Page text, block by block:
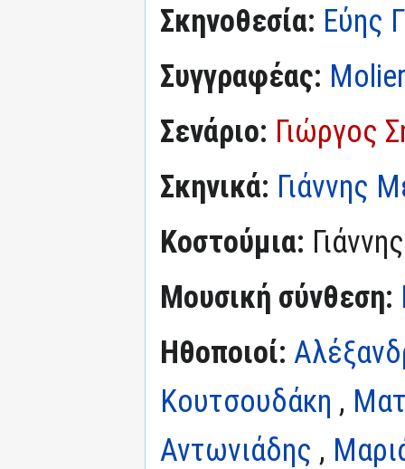
Σκηνοθεσία: Εύης
Συγγραφέας:
Σενάριο: Γιώργος
Σκηνικά: Γιάννης
Κοστούμια:
Μουσική σύνθεση:
Ηθοποιοί:
Κουτσουδάκη ,
Αντωνιάδης ,